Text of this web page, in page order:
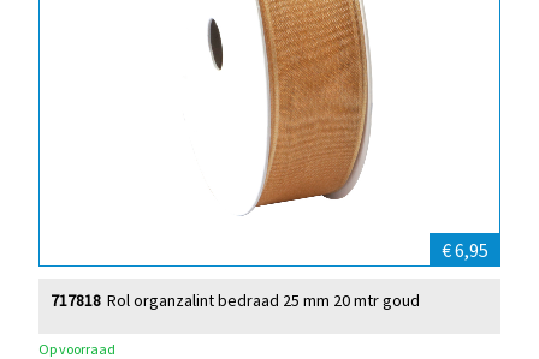
€ 6,95
Rol organzalint bedraad 25 mm 20 mtr goud
717818
Op voorraad